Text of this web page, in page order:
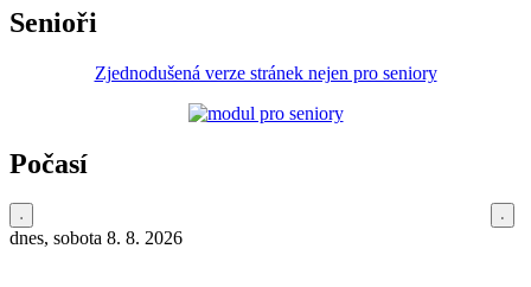
Senioři
Zjednodušená verze stránek nejen pro seniory
Počasí
dnes, sobota 8. 8. 2026